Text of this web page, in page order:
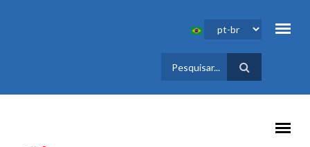
FORMULÁRIO
DE BUSCA